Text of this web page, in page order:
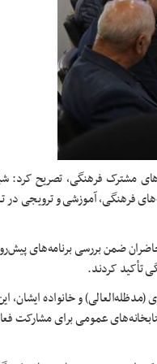
مشترک فرهنگی، تصریح کرد:
فرهنگی، آموزشی و ترویجی در
ضمن بررسی برنامه‌های
تأکید کردند.
و خانواده ایشان،
عمومی برای مشارکت